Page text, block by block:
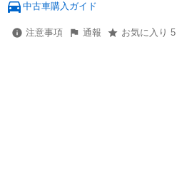
中古車購入ガイド
注意事項 通報 お気に入り 5